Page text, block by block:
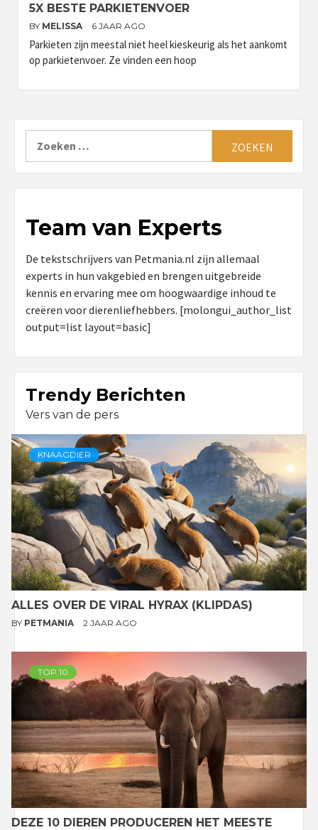
5X BESTE PARKIETENVOER
BY MELISSA 6 JAAR AGO
Parkieten zijn meestal niet heel kieskeurig als het aankomt
op parkietenvoer. Ze vinden een hoop
Team van Experts
De tekstschrijvers van Petmania.nl zijn allemaal
experts in hun vakgebied en brengen uitgebreide
kennis en ervaring mee om hoogwaardige inhoud te
creëren voor dierenliefhebbers. [molongui_author_list
output=list layout=basic]
Trendy Berichten
Vers van de pers
KNAAGDIER
ALLES OVER DE VIRAL HYRAX (KLIPDAS)
BY PETMANIA 2 JAAR AGO
TOP 10
DEZE 10 DIEREN PRODUCEREN HET MEESTE